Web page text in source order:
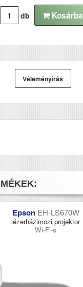
db Kosárba
Véleményírás
Epson EH-LS670W
lézerházimozi projektor
Wi-Fi-s